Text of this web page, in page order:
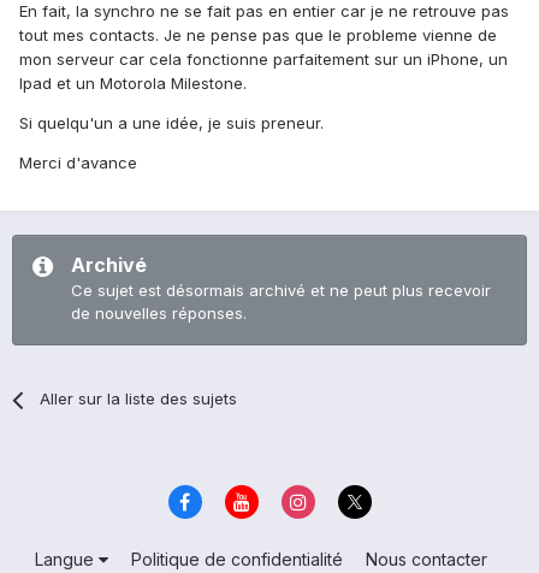
En fait, la synchro ne se fait pas en entier car je ne retrouve pas
tout mes contacts. Je ne pense pas que le probleme vienne de
mon serveur car cela fonctionne parfaitement sur un iPhone, un
Ipad et un Motorola Milestone.
Si quelqu'un a une idée, je suis preneur.
Merci d'avance
Archivé
Ce sujet est désormais archivé et ne peut plus recevoir
de nouvelles réponses.
Aller sur la liste des sujets
Langue Politique de confidentialité Nous contacter